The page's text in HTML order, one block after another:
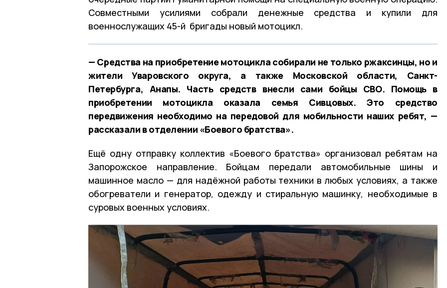
Совместными усилиями собрали денежные средства и купили для
военнослужащих 45-й бригады новый мотоцикл.
— Средства на приобретение мотоцикла собирали не только ржаксинцы, но и
жители Уваровского округа, а также Московской области, Санкт-
Петербурга, Анапы. Часть средств внесли сами бойцы СВО. Помощь в
приобретении мотоцикла оказала семья Сивцовых. Это средство
передвижения необходимо на передовой для мобильности наших ребят, —
рассказали в отделении «Боевого братства».
Ещё одну отправку коллектив «Боевого братства» организовал ребятам на
Запорожское направление. Бойцам передали автомобильные шины и
машинное масло — для надёжной работы техники в любых условиях, а также
обогреватели и генератор, одежду и стиральную машинку, необходимые в
суровых военных условиях.